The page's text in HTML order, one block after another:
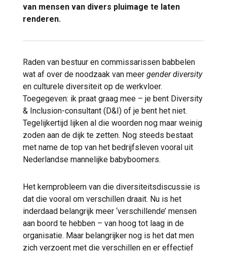
van mensen van divers pluimage te laten
renderen.
Raden van bestuur en commissarissen babbelen
wat af over de noodzaak van meer gender diversity
en culturele diversiteit op de werkvloer.
Toegegeven: ik praat graag mee – je bent Diversity
& Inclusion-consultant (D&I) of je bent het niet.
Tegelijkertijd lijken al die woorden nog maar weinig
zoden aan de dijk te zetten. Nog steeds bestaat
met name de top van het bedrijfsleven vooral uit
Nederlandse mannelijke babyboomers.
Het kernprobleem van die diversiteitsdiscussie is
dat die vooral om verschillen draait. Nu is het
inderdaad belangrijk meer ‘verschillende’ mensen
aan boord te hebben – van hoog tot laag in de
organisatie. Maar belangrijker nog is het dat men
zich verzoent met die verschillen en er effectief